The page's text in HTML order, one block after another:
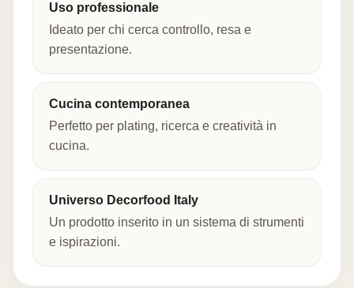
Uso professionale
Ideato per chi cerca controllo, resa e
presentazione.
Cucina contemporanea
Perfetto per plating, ricerca e creatività in
cucina.
Universo Decorfood Italy
Un prodotto inserito in un sistema di strumenti
e ispirazioni.